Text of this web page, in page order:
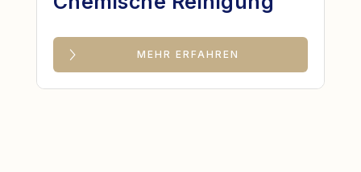
MEHR ERFAHREN